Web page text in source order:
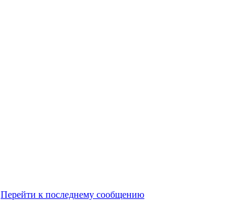
Перейти к последнему сообщению